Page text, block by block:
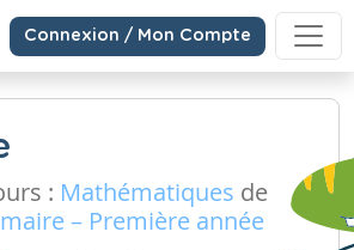
Connexion / Mon Compte
: Mathématiques de
– Première année